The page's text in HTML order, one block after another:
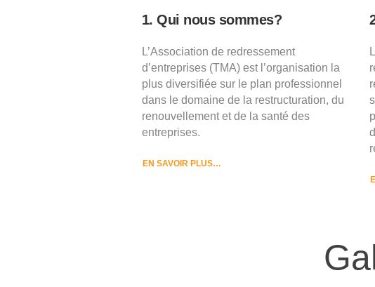
1. Qui nous sommes?
L’Association de redressement
d’entreprises (TMA) est l’organisation la
plus diversifiée sur le plan professionnel
dans le domaine de la restructuration, du
renouvellement et de la santé des
entreprises.
EN SAVOIR PLUS…